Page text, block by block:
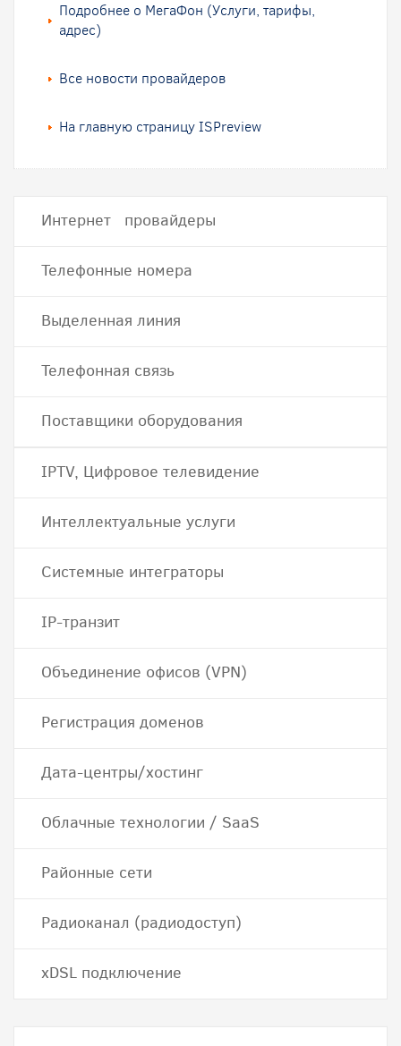
Подробнее о МегаФон (Услуги, тарифы,
адрес)
Все новости провайдеров
На главную страницу ISPreview
Интернет провайдеры
Телефонные номера
Выделенная линия
Телефонная связь
Поставщики оборудования
IPTV, Цифровое телевидение
Интеллектуальные услуги
Системные интеграторы
IP-транзит
Объединение офисов (VPN)
Регистрация доменов
Дата-центры/хостинг
Облачные технологии / SaaS
Районные сети
Радиоканал (радиодоступ)
хDSL подключение